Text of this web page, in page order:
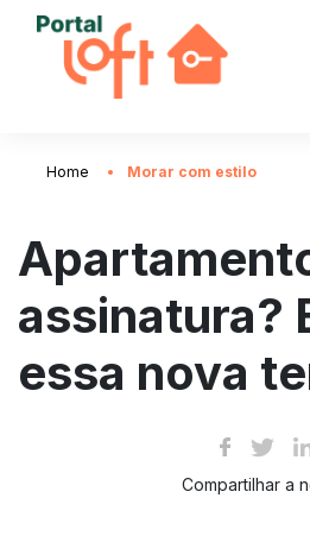
Home Morar com estilo
assinatura?
essa nova
Compartilhar a